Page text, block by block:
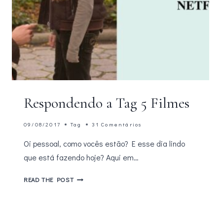
Respondendo a Tag 5 Filmes
09/08/2017 Tag 31 Comentários
Oi pessoal, como vocês estão? E esse dia lindo
que está fazendo hoje? Aqui em…
READ THE POSTRESPONDENDO